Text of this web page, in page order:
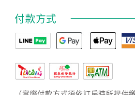
付款方式